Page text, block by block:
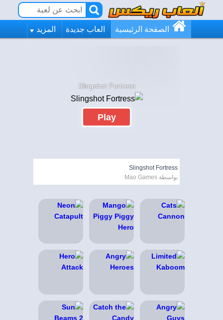
الصفحة الرئيسية العاب جديدة المزيد
Slingshot Fortress
Play
Slingshot Fortress
بواسطة Mao Games